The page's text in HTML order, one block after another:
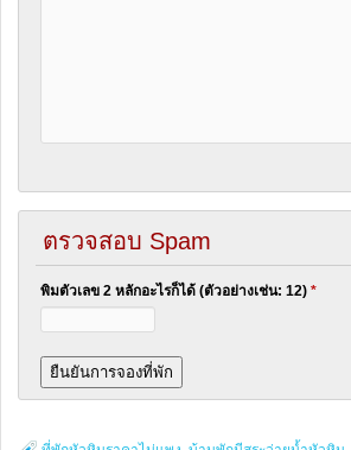
ตรวจสอบ Spam
พิมตัวเลข 2 หลักอะไรก็ได้ (ตัวอย่างเช่น: 12) *